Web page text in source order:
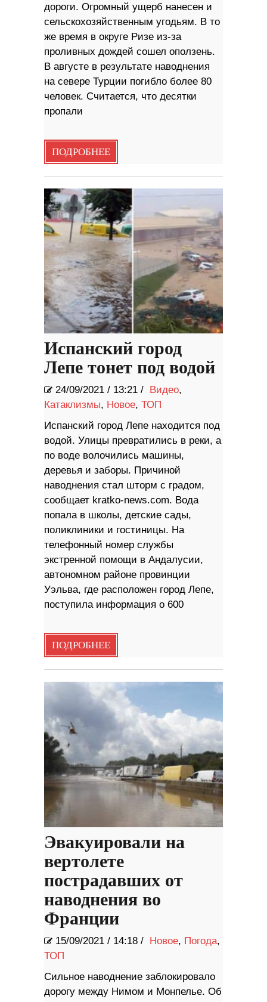
дороги. Огромный ущерб нанесен и
сельскохозяйственным угодьям. В то
же время в округе Ризе из-за
проливных дождей сошел оползень.
В августе в результате наводнения
на севере Турции погибло более 80
человек. Считается, что десятки
пропали
ПОДРОБНЕЕ
Испанский город
Лепе тонет под водой
24/09/2021 / 13:21 / Видео,
Катаклизмы, Новое, ТОП
Испанский город Лепе находится под
водой. Улицы превратились в реки, а
по воде волочились машины,
деревья и заборы. Причиной
наводнения стал шторм с градом,
сообщает kratko-news.com. Вода
попала в школы, детские сады,
поликлиники и гостиницы. На
телефонный номер службы
экстренной помощи в Андалусии,
автономном районе провинции
Уэльва, где расположен город Лепе,
поступила информация о 600
ПОДРОБНЕЕ
Эвакуировали на
вертолете
пострадавших от
наводнения во
Франции
15/09/2021 / 14:18 / Новое, Погода,
ТОП
Сильное наводнение заблокировало
дорогу между Нимом и Монпелье. Об